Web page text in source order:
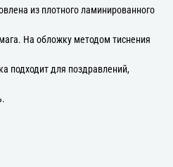
из плотного ламинированного
На обложку методом тиснения
подходит для поздравлений,